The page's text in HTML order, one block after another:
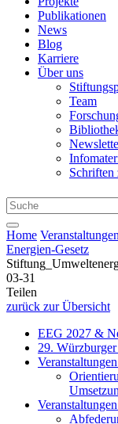
Publikationen
News
Blog
Karriere
Über uns
Team
Schriften
Home Veranstaltungen
Energien-Gesetz
03-31
Teilen
zurück zur Übersicht
EEG 2027 &
29.